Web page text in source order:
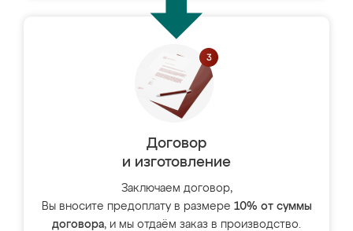
Договор
и изготовление
Заключаем договор,
Вы вносите предоплату в размере 10% от суммы
договора, и мы отдаём заказ в производство.